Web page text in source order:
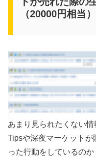
（20000円相当）
あまり見られたくない
Tipsや深夜マーケット
った行動をしているのか